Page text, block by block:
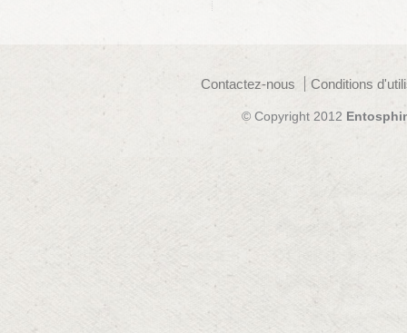
Contactez-nous Conditions
© Copyright 2012